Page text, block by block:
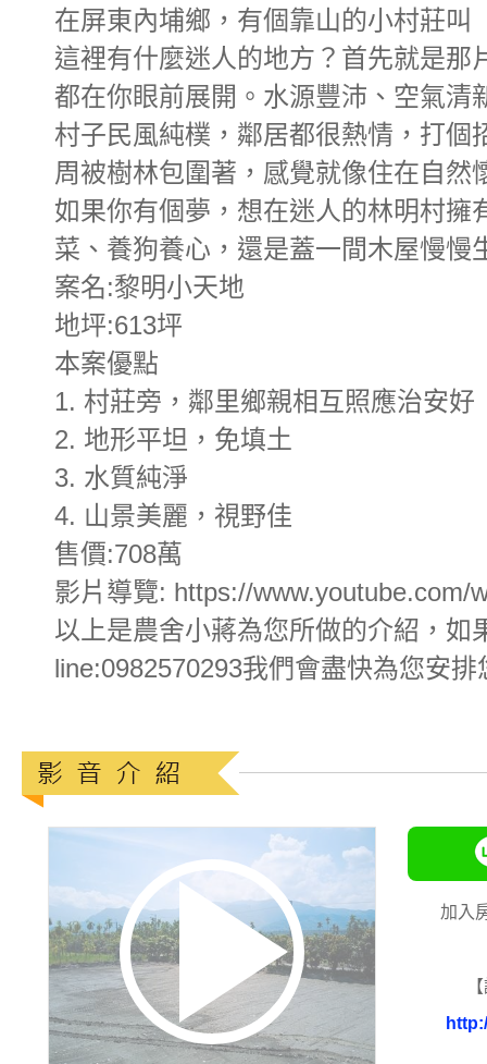
在屏東內埔鄉，有個靠山的小村莊叫
這裡有什麼迷人的地方？首先就是
都在你眼前展開。水源豐沛、空氣清
村子民風純樸，鄰居都很熱情，打個
周被樹林包圍著，感覺就像住在自然
如果你有個夢，想在迷人的林明村擁
菜、養狗養心，還是蓋一間木屋慢
案名:黎明小天地
地坪:613坪
本案優點
1. 村莊旁，鄰里鄉親相互照應治安好
2. 地形平坦，免填土
3. 水質純淨
4. 山景美麗，視野佳
售價:708萬
影片導覽: https://www.youtube.com/
以上是農舍小蔣為您所做的介紹，如
line:0982570293我們會盡快為您安
加入